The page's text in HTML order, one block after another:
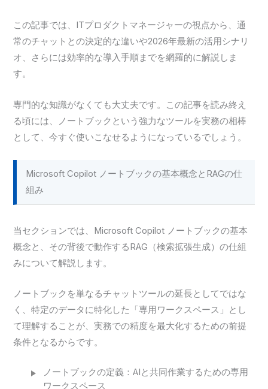
この記事では、ITプロダクトマネージャーの視点から、通
常のチャットとの決定的な違いや2026年最新の活用シナリ
オ、さらには効率的な導入手順までを網羅的に解説しま
す。
専門的な知識がなくても大丈夫です。この記事を読み終え
る頃には、ノートブックという強力なツールを実務の相棒
として、今すぐ使いこなせるようになっているでしょう。
Microsoft Copilot ノートブックの基本概念とRAGの仕
組み
当セクションでは、Microsoft Copilot ノートブックの基本
概念と、その背後で動作するRAG（検索拡張生成）の仕組
みについて解説します。
ノートブックを単なるチャットツールの延長としてではな
く、特定のデータに特化した「専用ワークスペース」とし
て理解することが、実務での精度を最大化するための前提
条件となるからです。
ノートブックの定義：AIと共同作業するための専用
ワークスペース